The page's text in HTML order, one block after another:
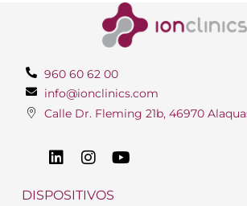
960 60 62 00
info@ionclinics.com
Calle Dr. Fleming 21b, 46970
DISPOSITIVOS